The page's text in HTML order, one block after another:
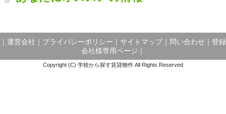
運営会社 プライバシーポリシー サイトマップ｜ 問い合わせ
登録
会社様専用ページ
Copyright (C) 学校から探す賃貸物件 All Rights Reserved